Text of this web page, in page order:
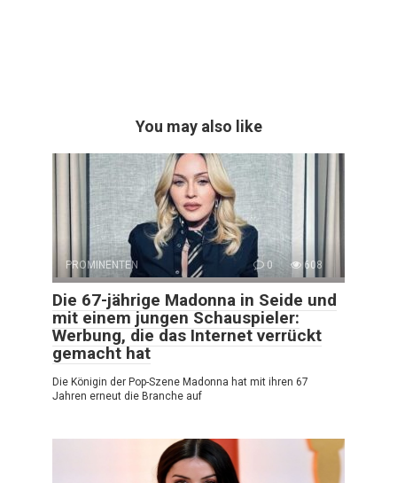
You may also like
PROMINENTEN 0 608
Die 67-jährige Madonna in Seide und
mit einem jungen Schauspieler:
Werbung, die das Internet verrückt
gemacht hat
Die Königin der Pop-Szene Madonna hat mit ihren 67
Jahren erneut die Branche auf